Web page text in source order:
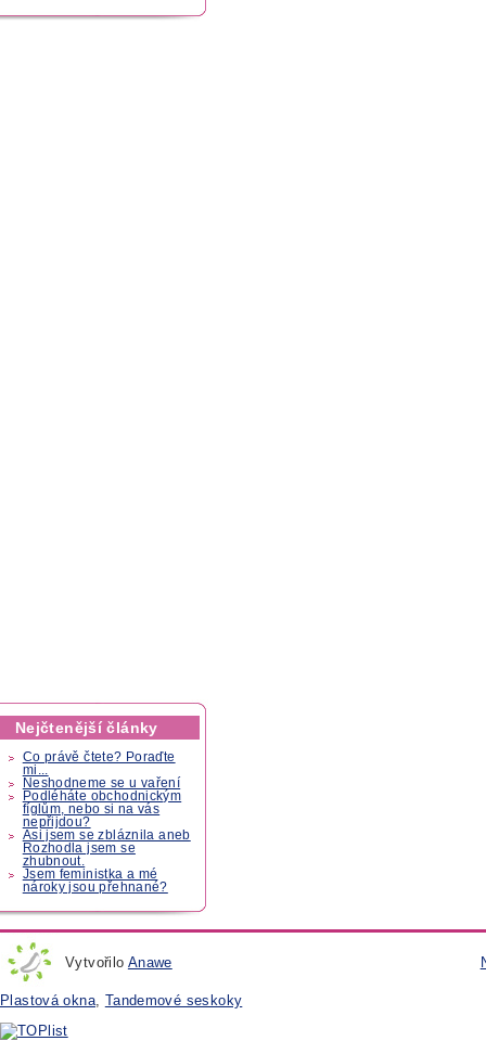
Nejčtenější články
Co právě čtete? Poraďte
mi...
Neshodneme se u vaření
Podléháte obchodnickým
fíglům, nebo si na vás
nepřijdou?
Asi jsem se zbláznila aneb
Rozhodla jsem se
zhubnout.
Jsem feministka a mé
nároky jsou přehnané?
Vytvořilo Anawe
Plastová okna, Tandemové seskoky